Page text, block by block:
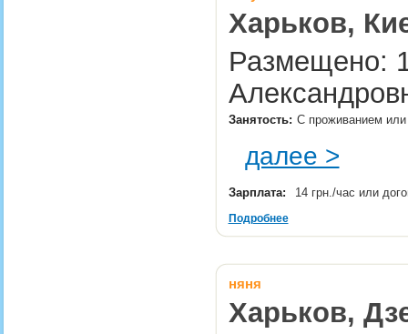
Харьков,
Размещено:
Занятость: С проживанием или
далее >
Зарплата: 14 грн./час или
Подробнее
няня
Харьков,